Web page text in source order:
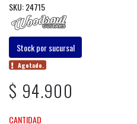
SKU: 24715
Stock por sucursal
Agotado.
$ 94.900
CANTIDAD